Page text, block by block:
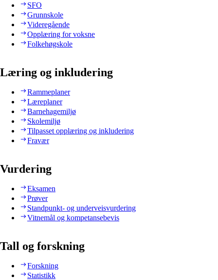
SFO
Grunnskole
Videregående
Opplæring for voksne
Folkehøgskole
Læring og inkludering
Rammeplaner
Læreplaner
Barnehagemiljø
Skolemiljø
Tilpasset opplæring og inkludering
Fravær
Vurdering
Eksamen
Prøver
Standpunkt- og underveisvurdering
Vitnemål og kompetansebevis
Tall og forskning
Forskning
Statistikk